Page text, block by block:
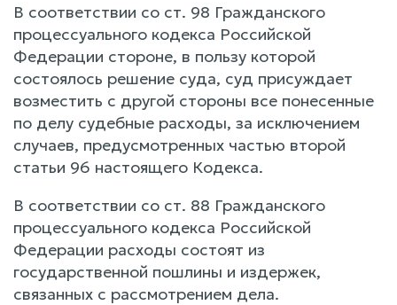
В соответствии со ст. 98 Гражданского
процессуального кодекса Российской
Федерации стороне, в пользу которой
состоялось решение суда, суд присуждает
возместить с другой стороны все понесенные
по делу судебные расходы, за исключением
случаев, предусмотренных частью второй
статьи 96 настоящего Кодекса.
В соответствии со ст. 88 Гражданского
процессуального кодекса Российской
Федерации расходы состоят из
государственной пошлины и издержек,
связанных с рассмотрением дела.